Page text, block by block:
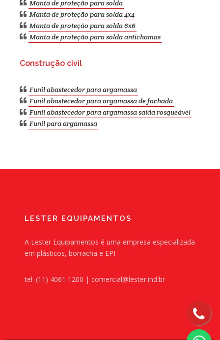
Manta de proteção para solda
Manta de proteção para solda 4x4
Manta de proteção para solda 6x6
Manta de proteção para solda antichamas
Funil abastecedor para argamassa
Funil abastecedor para argamassa de fachada
Funil abastecedor para argamassa saída rosqueável
Funil para argamassa
A Lester Equipamentos é uma empresa especializada